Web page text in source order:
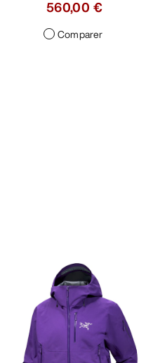
560,00 €
Comparer